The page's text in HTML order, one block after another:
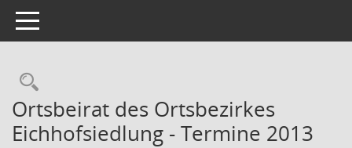
Toggle navigation
Rechercheauswahl
Ortsbeirat des Ortsbezirkes
Eichhofsiedlung - Termine 2013